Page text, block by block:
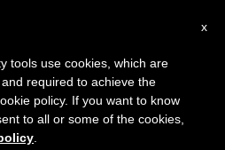
‘Premio
x
tools use cookies, which are
required to achieve the
policy. If you want to know
to all or some of the cookies,